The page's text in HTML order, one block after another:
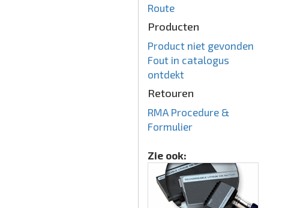
Route
Producten
Product niet gevonden
Fout in catalogus
ontdekt
Retouren
RMA Procedure &
Formulier
Zie ook: